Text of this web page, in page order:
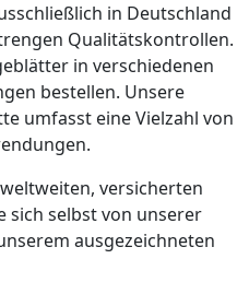
in Deutschland
Qualitätskontrollen.
in verschiedenen
bestellen. Unsere
umfasst eine Vielzahl von
versicherten
sich selbst von unserer
ausgezeichneten